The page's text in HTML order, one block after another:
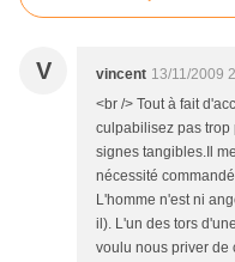
V vincent 13/11/2009
<br /> Tout à fait
culpabilisez pas trop
signes tangibles.Il
nécessité
L'homme n'est ni
il). L'un des tors
voulu nous priver de